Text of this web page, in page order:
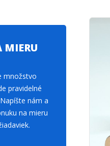
MIERU
množstvo
pravidelné
nám a
na mieru